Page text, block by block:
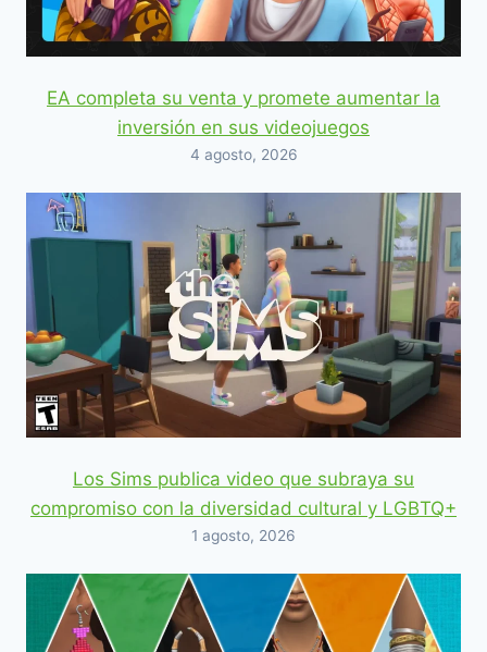
EA completa su venta y promete aumentar la
inversión en sus videojuegos
4 agosto, 2026
Los Sims publica video que subraya su
compromiso con la diversidad cultural y LGBTQ+
1 agosto, 2026